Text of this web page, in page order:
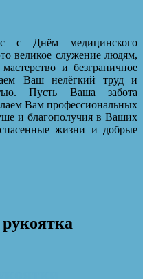
с Днём медицинского
великое служение людям,
и безграничное
Ваш нелёгкий труд и
Пусть Ваша забота
Вам профессиональных
и благополучия в Ваших
жизни и добрые